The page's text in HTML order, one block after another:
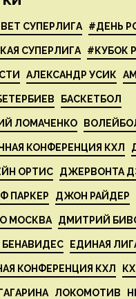
СУПЕРЛИГА #ДЕНЬ
СУПЕРЛИГА #КУБОК
АЛЕКСАНДР УСИК
БАСКЕТБОЛ
ЛОМАЧЕНКО
КОНФЕРЕНЦИЯ КХЛ
ОРТИС ДЖЕРВОНТА
ПАРКЕР ДЖОН РАЙДЕР
МОСКВА ДМИТРИЙ
ЕДИНАЯ
КОНФЕРЕНЦИЯ КХЛ
ЛОКОМОТИВ